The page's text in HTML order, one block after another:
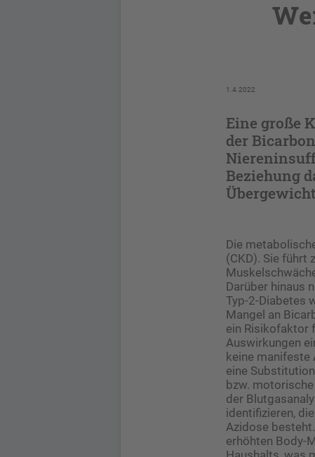
1.4.2022
Eine große
der
Beziehung
Die
(CKD). Sie führt
Darüber hinaus
Typ-2-Diabetes
Mangel an
ein Risikofaktor
Auswirkungen
keine manifeste
eine
bzw.
der
identifizieren,
Azidose
erhöhten Body-